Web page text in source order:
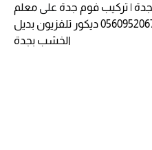
| تركيب فوم جدة على معلم
بديل الخشب جدة ت:0560952067 ديكور تلفزيون بديل
الخشب بجدة